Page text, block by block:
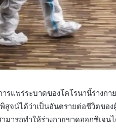
ารแพร่ระบาดของโคโรนานี้ร่างก
สูจน์ได้ว่าเป็นอันตรายต่อชีวิตขอ
มารถทำให้ร่างกายขาดออกซิเจน